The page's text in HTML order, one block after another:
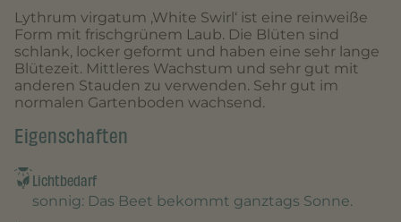
Lythrum virgatum ‚White Swirl‘ ist eine reinweiße
Form mit frischgrünem Laub. Die Blüten sind
schlank, locker geformt und haben eine sehr lange
Blütezeit. Mittleres Wachstum und sehr gut mit
anderen Stauden zu verwenden. Sehr gut im
normalen Gartenboden wachsend.
Eigenschaften
Lichtbedarf
sonnig: Das Beet bekommt ganztags Sonne.